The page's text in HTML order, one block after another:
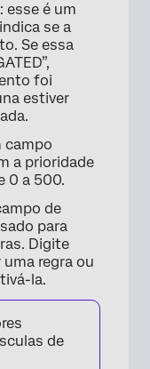
: esse é um
se a
Se essa
foi
estiver
campo
a prioridade
0 a 500.
de
para
Digite
uma regra ou
la.
de